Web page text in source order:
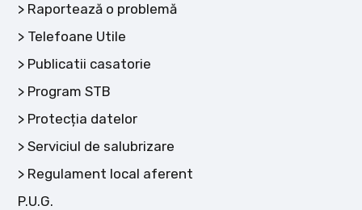
Raportează o problemă
Telefoane Utile
Publicatii casatorie
Program STB
Protecția datelor
Serviciul de salubrizare
Regulament local aferent
P.U.G.